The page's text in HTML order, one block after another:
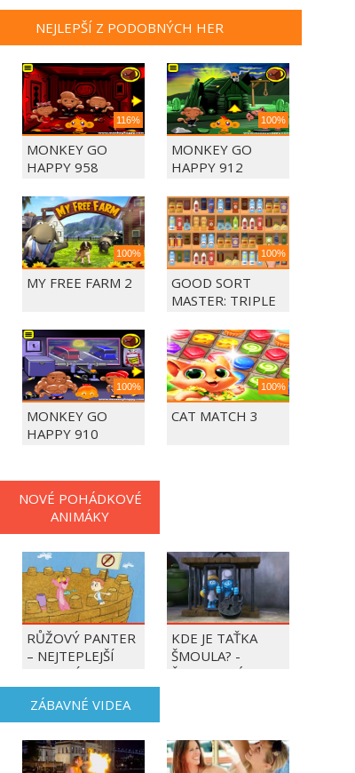
NEJLEPŠÍ Z PODOBNÝCH HER
116%
MONKEY GO
HAPPY 958
100%
MONKEY GO
HAPPY 912
100%
MY FREE FARM 2
100%
GOOD SORT
MASTER: TRIPLE
100%
MONKEY GO
HAPPY 910
100%
CAT MATCH 3
NOVÉ POHÁDKOVÉ
ANIMÁKY
RŮŽOVÝ PANTER
– NEJTEPLEJŠÍ
OBDOBÍ ROKU
KDE JE TAŤKA
ŠMOULA? -
ŠMOULOVÉ
ZÁBAVNÉ VIDEA